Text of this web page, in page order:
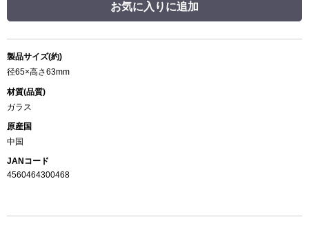
お気に入りに追加
製品サイズ(約)
径65×高さ63mm
材質(品質)
ガラス
原産国
中国
JANコード
4560464300468